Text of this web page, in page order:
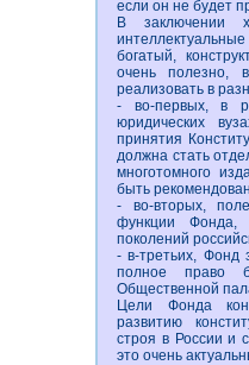
если он не будет
В заключении
богатый,
очень полезно,
реализовать в
- во-первых, в
юридических
принятия
должна стать
многотомного
быть
- во-вторых,
функции Фонда,
поколений
- в-третьих, Фонд
полное право
Общественной
Цели Фонда
развитию
строя в России и
это очень